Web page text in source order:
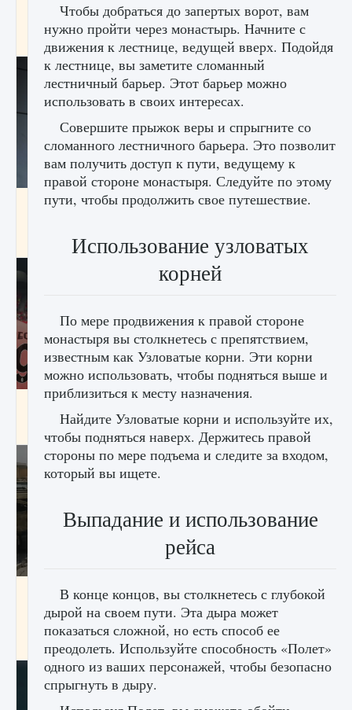
начать сохранение данных мира»
9 августа 2024 0
Все новые функции в режиме карьеры EA
9 августа 2024 2 096 0 2
Входят ли «Милан» и «Интер» в EA FC 25
9 августа 2024 2 064 0 1
Как исправить текстовую ошибку
пользовательского интерфейса Delta
Force Hawk Ops
1 945
Чтобы добраться до запертых ворот, вам
нужно пройти через монастырь. Начните с
движения к лестнице, ведущей вверх. Подойдя
к лестнице, вы заметите сломанный
лестничный барьер. Этот барьер можно
использовать в своих интересах.
Совершите прыжок веры и спрыгните со
сломанного лестничного барьера. Это позволит
вам получить доступ к пути, ведущему к
правой стороне монастыря. Следуйте по этому
пути, чтобы продолжить свое путешествие.
Использование узловатых
корней
По мере продвижения к правой стороне
монастыря вы столкнетесь с препятствием,
известным как Узловатые корни. Эти корни
можно использовать, чтобы подняться выше и
приблизиться к месту назначения.
Найдите Узловатые корни и используйте их,
чтобы подняться наверх. Держитесь правой
стороны по мере подъема и следите за входом,
который вы ищете.
Выпадание и использование
рейса
В конце концов, вы столкнетесь с глубокой
дырой на своем пути. Эта дыра может
показаться сложной, но есть способ ее
преодолеть. Используйте способность «Полет»
одного из ваших персонажей, чтобы безопасно
спрыгнуть в дыру.